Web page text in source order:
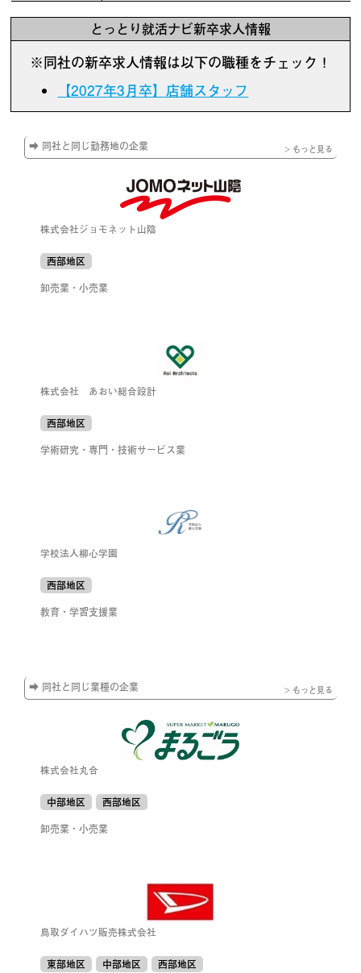
とっとり就活ナビ新卒求人情報
※同社の新卒求人情報は以下の職種をチェック！
【2027年3月卒】店舗スタッフ
➡ 同社と同じ勤務地の企業 > もっと見る
株式会社ジョモネット山陰
西部地区
卸売業・小売業
株式会社 あおい総合設計
西部地区
学術研究・専門・技術サービス業
学校法人柳心学園
西部地区
教育・学習支援業
➡ 同社と同じ業種の企業 > もっと見る
株式会社丸合
中部地区
西部地区
卸売業・小売業
鳥取ダイハツ販売株式会社
東部地区 中部地区
西部地区